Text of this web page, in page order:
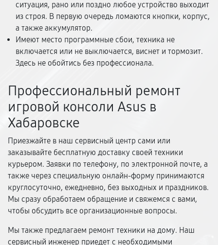
ситуация, рано или поздно любое устройство выходит
из строя. В первую очередь ломаются кнопки, корпус,
а также аккумулятор.
Имеют место программные сбои, техника не
включается или не выключается, виснет и тормозит.
Здесь не обойтись без профессионала.
Профессиональный ремонт
игровой консоли Asus в
Хабаровске
Приезжайте в наш сервисный центр сами или
заказывайте бесплатную доставку своей техники
курьером. Заявки по телефону, по электронной почте, а
также через специальную онлайн-форму принимаются
круглосуточно, ежедневно, без выходных и праздников.
Мы сразу обработаем обращение и свяжемся с вами,
чтобы обсудить все организационные вопросы.
Мы также предлагаем ремонт техники на дому. Наш
сервисный инженер приедет с необходимыми